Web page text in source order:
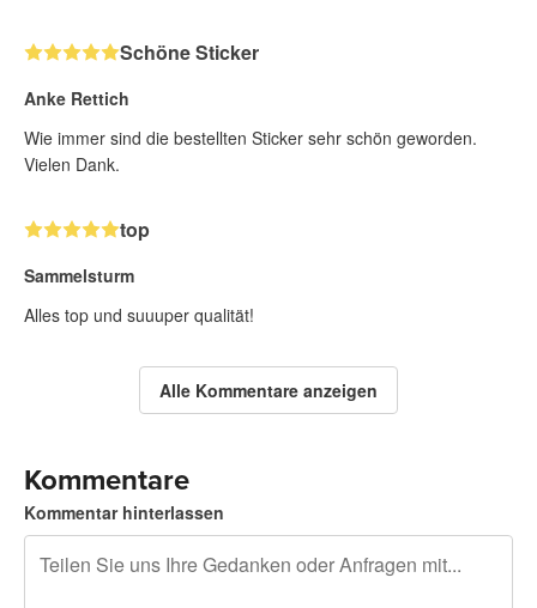
Schöne Sticker
Anke Rettich
Wie immer sind die bestellten Sticker sehr schön geworden.
Vielen Dank.
top
Sammelsturm
Alles top und suuuper qualität!
Alle Kommentare anzeigen
Kommentare
Kommentar hinterlassen